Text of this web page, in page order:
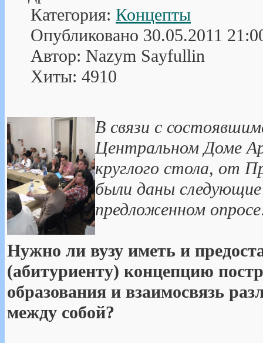
Категория: Концепты
Опубликовано 30.05.2011
Автор: Nazym Sayfullin
Хиты: 4910
В связи с
Центральном Доме
круглого стола, от
были даны
предложенном
Нужно ли вузу иметь и
(абитуриенту) концепцию
образования и взаимосвязь
между собой?